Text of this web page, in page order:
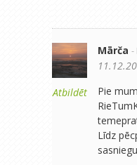
Atbildēt
Mārča -
Pie
Līdz